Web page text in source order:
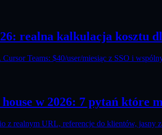
realna kalkulacja kosztu
Teams: $40/user/miesiąc z SSO i
w 2026: 7 pytań które
z realnym URL, referencje do klientów, jasny